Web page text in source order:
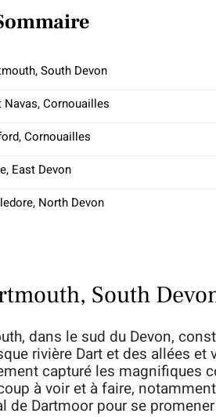
South Devon
Navas, Cornouailles
Cornouailles
East Devon
North Devon
South
dans le sud du Devon,
rivière Dart et des allées et
capturé les magnifiques
à voir et à faire,
de Dartmoor pour se